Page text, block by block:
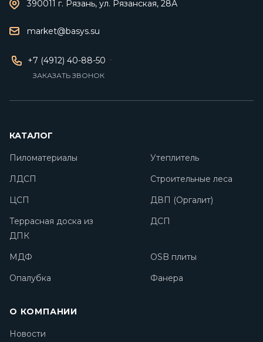
390011 г. Рязань, ул. Рязанская, 28А
market@basys.su
+7 (4912) 40-88-50
ЗАКАЗАТЬ ЗВОНОК
КАТАЛОГ
Пиломатериалы
Утеплитель
ЛДСП
Строительные леса
ЦСП
ДВП (Оргалит)
Террасная доска из
ДПК
ДСП
МДФ
OSB плиты
Опалубка
Фанера
О КОМПАНИИ
Новости